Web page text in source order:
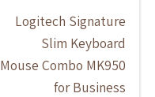
Logitech Signature
Slim Keyboard
Mouse Combo MK950
for Business